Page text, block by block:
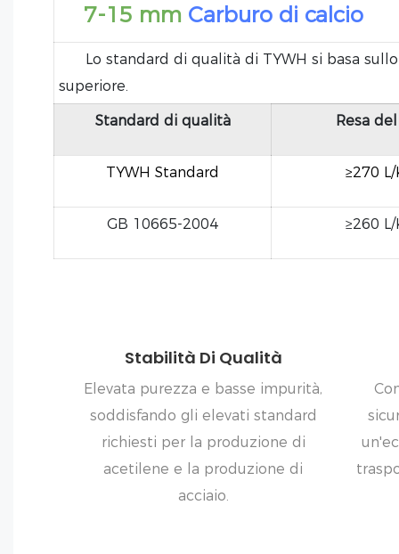
7-15 mm Carburo di calcio
Lo standard di qualità di TYWH si basa sullo
superiore.
Standard di qualità Resa
TYWH Standard ≥270 L/
GB 10665-2004 ≥260 L/
Stabilità Di Qualità
Elevata purezza e basse impurità,
soddisfando gli elevati standard
richiesti per la produzione di
acetilene e la produzione di
acciaio.